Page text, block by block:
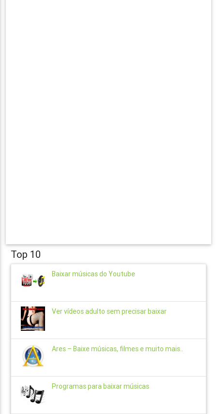
Top 10
Baixar músicas do Youtube
Ver vídeos adulto sem precisar baixar
Ares – Baixe músicas, filmes e muito mais..
Programas para baixar músicas